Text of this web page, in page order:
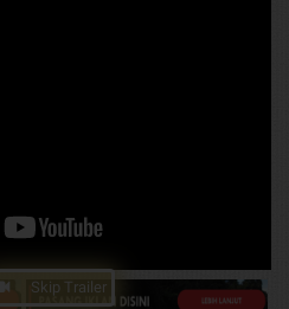
Skip Trailer